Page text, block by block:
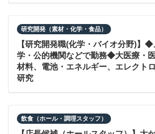
研究開発（素材・化学・食品）
【研究開発職(化学・バイオ分野)】
学・公的機関などで勤務◆大医療・
材料、電池・エネルギー、エレクト
研究
飲食（ホール・調理スタッフ）